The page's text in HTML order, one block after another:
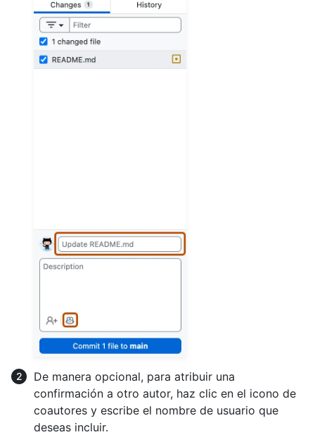
De manera opcional, para atribuir una
confirmación a otro autor, haz clic en el icono de
coautores y escribe el nombre de usuario que
deseas incluir.